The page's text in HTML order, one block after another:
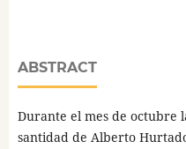
ABSTRACT
Durante el mes de octubre
santidad de Alberto